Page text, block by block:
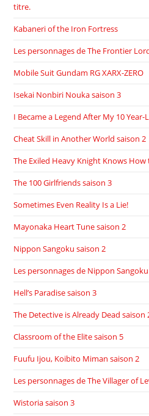
titre.
Kabaneri of the Iron Fortress
Les personnages de The Frontier
Mobile Suit Gundam RG XARX-ZERO
Isekai Nonbiri Nouka saison 3
I Became a Legend After My 10 Year-
Cheat Skill in Another World saison 2
The Exiled Heavy Knight Knows
The 100 Girlfriends saison 3
Sometimes Even Reality Is a Lie!
Mayonaka Heart Tune saison 2
Nippon Sangoku saison 2
Les personnages de Nippon Sangoku
Hell’s Paradise saison 3
The Detective is Already Dead saison
Classroom of the Elite saison 5
Fuufu Ijou, Koibito Miman saison 2
Les personnages de The Villager of
Wistoria saison 3